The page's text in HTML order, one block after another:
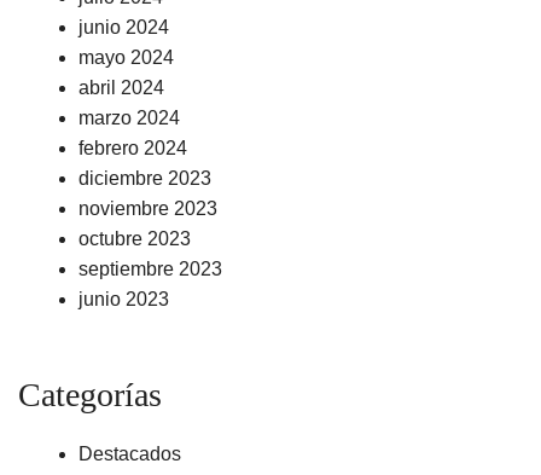
junio 2024
mayo 2024
abril 2024
marzo 2024
febrero 2024
diciembre 2023
noviembre 2023
octubre 2023
septiembre 2023
junio 2023
Categorías
Destacados